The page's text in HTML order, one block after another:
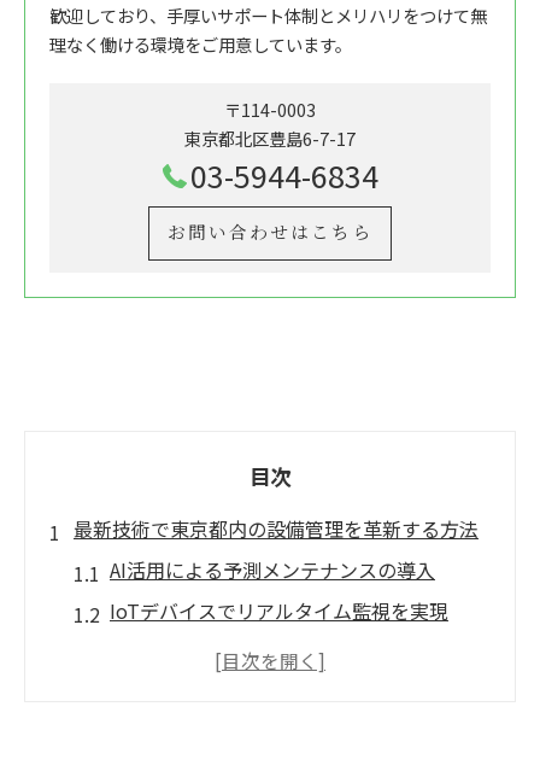
歓迎しており、手厚いサポート体制とメリハリをつけて無
理なく働ける環境をご用意しています。
〒114-0003
東京都北区豊島6-7-17
03-5944-6834
お問い合わせはこちら
目次
最新技術で東京都内の設備管理を革新する方法
AI活用による予測メンテナンスの導入
IoTデバイスでリアルタイム監視を実現
デジタルツインを用いた設備管理の効率化